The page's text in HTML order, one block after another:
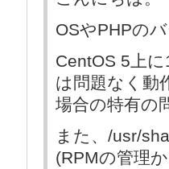
OSやPHPの
CentOS 5上
は問題なく動
場合の特有の
また、/usr/
(RPMの管理